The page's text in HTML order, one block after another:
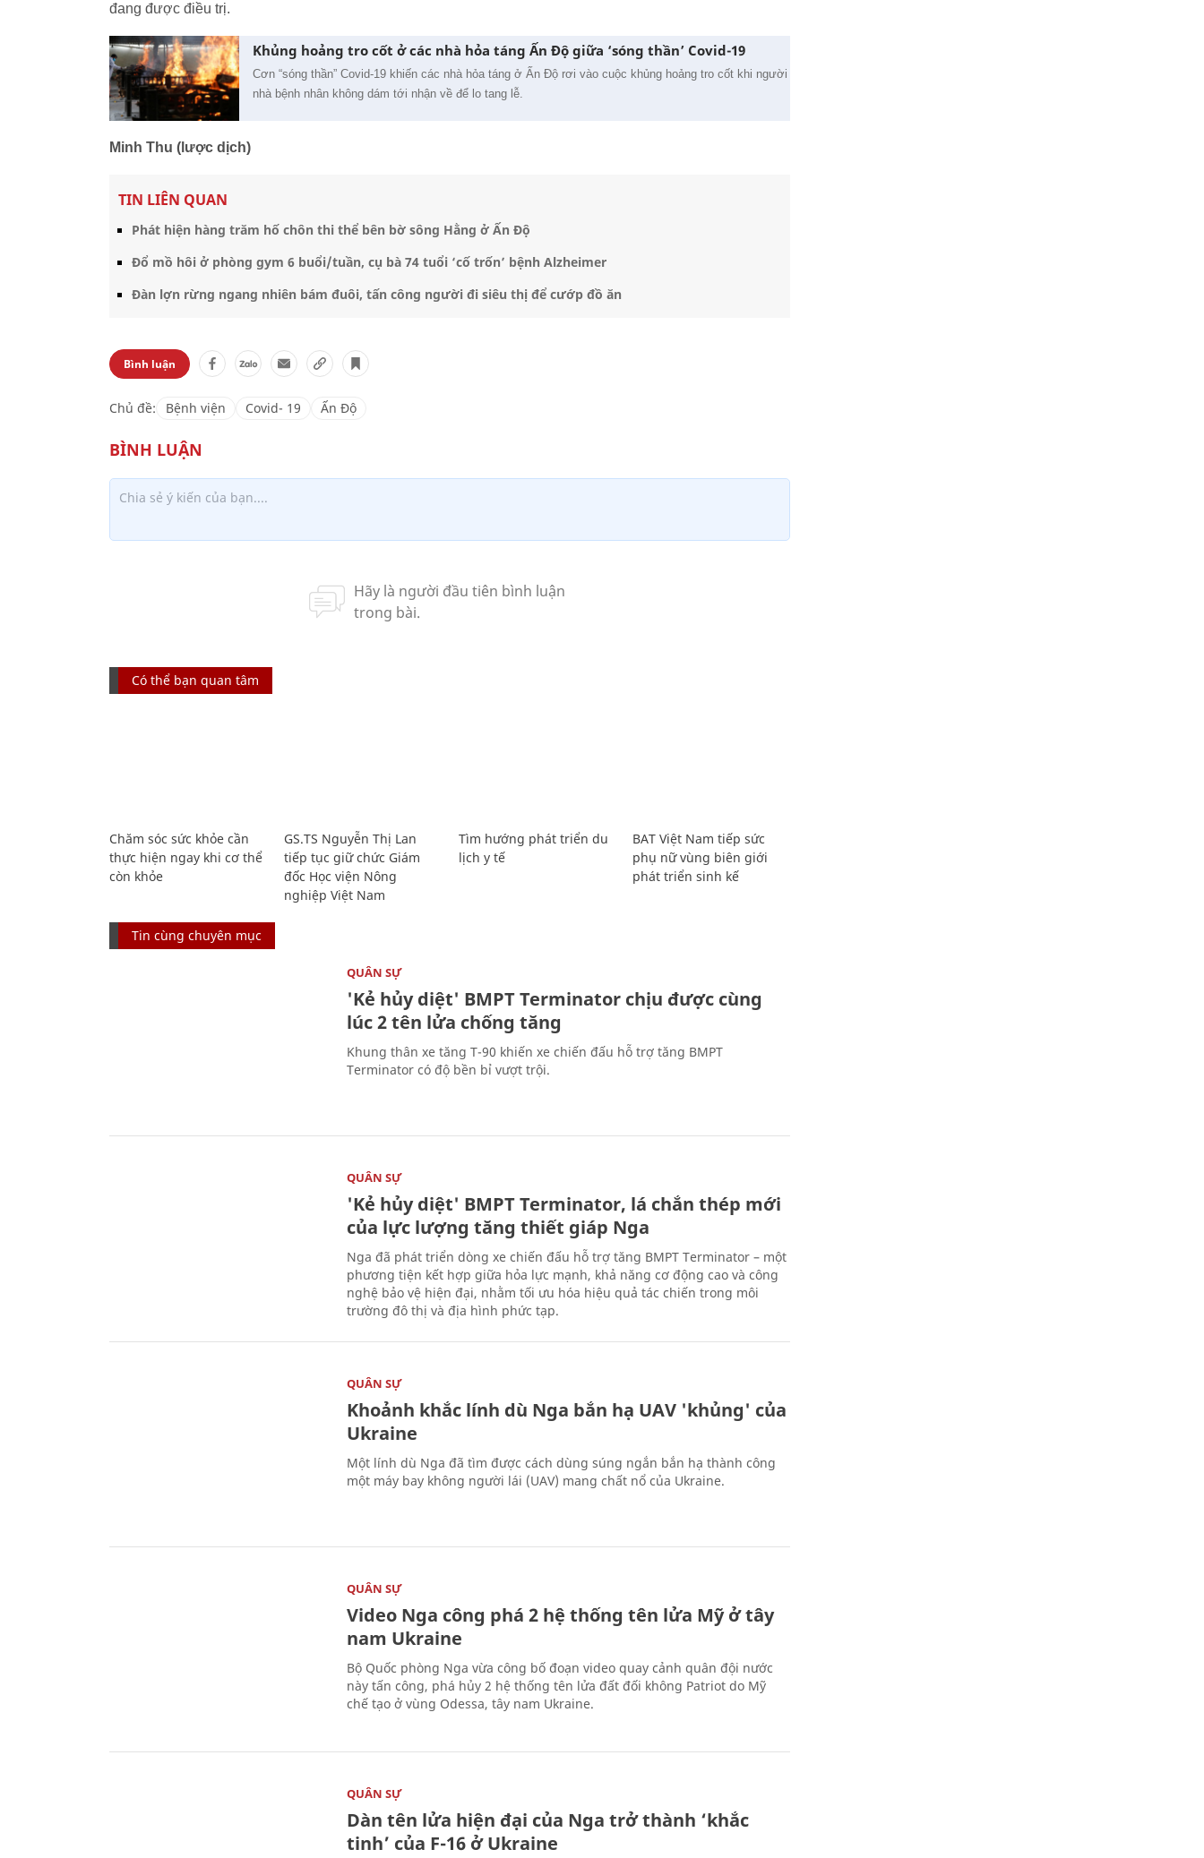
đang được điều trị.
Khủng hoảng tro cốt ở các nhà hỏa táng Ấn Độ giữa ‘sóng thần’ Covid-19
Cơn “sóng thần” Covid-19 khiến các nhà hỏa táng ở Ấn Độ rơi vào cuộc khủng hoảng tro cốt khi người
nhà bệnh nhân không dám tới nhận về để lo tang lễ.
Minh Thu (lược dịch)
TIN LIÊN QUAN
Phát hiện hàng trăm hố chôn thi thể bên bờ sông Hằng ở Ấn Độ
Đổ mồ hôi ở phòng gym 6 buổi/tuần, cụ bà 74 tuổi ‘cố trốn’ bệnh Alzheimer
Đàn lợn rừng ngang nhiên bám đuôi, tấn công người đi siêu thị để cướp đồ ăn
Bình luận
Chủ đề: Bệnh viện Covid- 19 Ấn Độ
Có thể bạn quan tâm
Chăm sóc sức khỏe cần
thực hiện ngay khi cơ thể
còn khỏe
GS.TS Nguyễn Thị Lan
tiếp tục giữ chức Giám
đốc Học viện Nông
nghiệp Việt Nam
Tìm hướng phát triển du
lịch y tế
BAT Việt Nam tiếp sức
phụ nữ vùng biên giới
phát triển sinh kế
Tin cùng chuyên mục
QUÂN SỰ
'Kẻ hủy diệt' BMPT Terminator chịu được cùng
lúc 2 tên lửa chống tăng
Khung thân xe tăng T-90 khiến xe chiến đấu hỗ trợ tăng BMPT
Terminator có độ bền bỉ vượt trội.
QUÂN SỰ
'Kẻ hủy diệt' BMPT Terminator, lá chắn thép mới
của lực lượng tăng thiết giáp Nga
Nga đã phát triển dòng xe chiến đấu hỗ trợ tăng BMPT Terminator – một
phương tiện kết hợp giữa hỏa lực mạnh, khả năng cơ động cao và công
nghệ bảo vệ hiện đại, nhằm tối ưu hóa hiệu quả tác chiến trong môi
trường đô thị và địa hình phức tạp.
QUÂN SỰ
Khoảnh khắc lính dù Nga bắn hạ UAV 'khủng' của
Ukraine
Một lính dù Nga đã tìm được cách dùng súng ngắn bắn hạ thành công
một máy bay không người lái (UAV) mang chất nổ của Ukraine.
QUÂN SỰ
Video Nga công phá 2 hệ thống tên lửa Mỹ ở tây
nam Ukraine
Bộ Quốc phòng Nga vừa công bố đoạn video quay cảnh quân đội nước
này tấn công, phá hủy 2 hệ thống tên lửa đất đối không Patriot do Mỹ
chế tạo ở vùng Odessa, tây nam Ukraine.
QUÂN SỰ
Dàn tên lửa hiện đại của Nga trở thành ‘khắc
tinh’ của F-16 ở Ukraine